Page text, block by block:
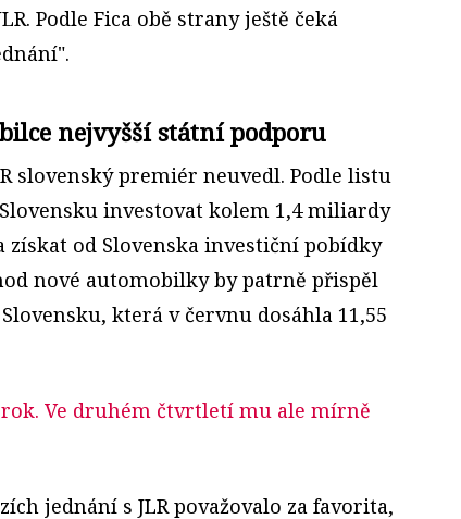
Podle Fica obě strany ještě čeká
nejvyšší státní podporu
slovenský premiér neuvedl. Podle listu
investovat kolem 1,4 miliardy
od Slovenska investiční pobídky
nové automobilky by patrně přispěl
která v červnu dosáhla 11,55
Ve druhém čtvrtletí mu ale mírně
jednání s JLR považovalo za favorita,